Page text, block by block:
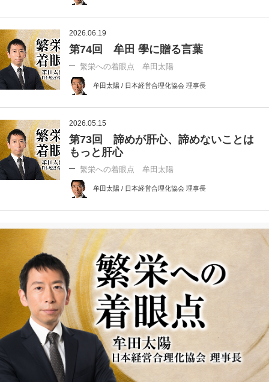
2026.06.19
第74回 牟田 學に贈る言葉
繁栄への着眼点 牟田太陽
牟田太陽 / 日本経営合理化協会 理事長
2026.05.15
第73回 諦めが肝心、諦めないことは
もっと肝心
繁栄への着眼点 牟田太陽
牟田太陽 / 日本経営合理化協会 理事長